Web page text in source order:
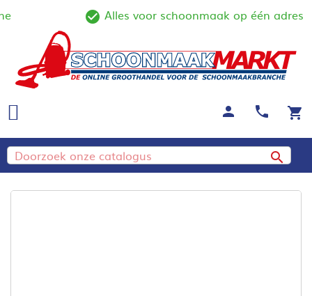
check_circle_outline
Alles voor schoonmaak op één adres
shopping_cart
call
person
